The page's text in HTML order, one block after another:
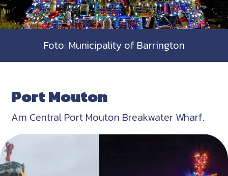
Foto: Municipality of Barrington
Port Mouton
Am Central Port Mouton Breakwater Wharf.